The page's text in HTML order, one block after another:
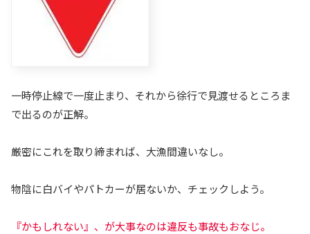
一時停止線で一度止まり、それから徐行で見渡せるところま
で出るのが正解。
厳密にこれを取り締まれば、大漁間違いなし。
物陰に白バイやパトカーが居ないか、チェックしよう。
『かもしれない』、が大事なのは違反も事故もおなじ。